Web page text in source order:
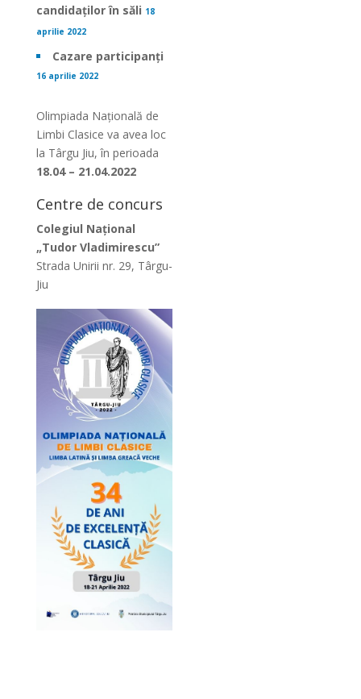
candidaților în săli 18
aprilie 2022
Cazare participanți
16 aprilie 2022
Olimpiada Națională de
Limbi Clasice va avea loc
la Târgu Jiu, în perioada
18.04 – 21.04.2022
Centre de concurs
Colegiul Național
„Tudor Vladimirescu”
Strada Unirii nr. 29, Târgu-
Jiu